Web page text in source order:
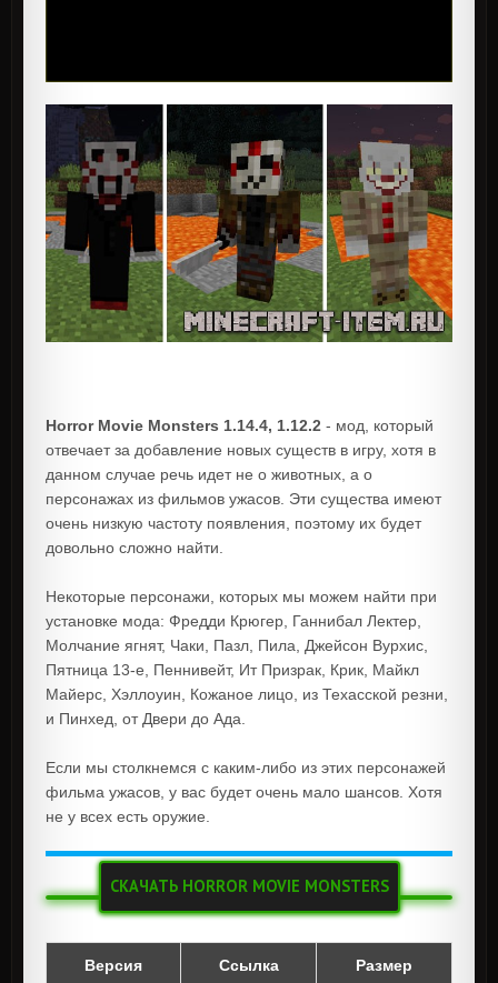
Horror Movie Monsters 1.14.4, 1.12.2 - мод, который
отвечает за добавление новых существ в игру, хотя в
данном случае речь идет не о животных, а о
персонажах из фильмов ужасов. Эти существа имеют
очень низкую частоту появления, поэтому их будет
довольно сложно найти.
Некоторые персонажи, которых мы можем найти при
установке мода: Фредди Крюгер, Ганнибал Лектер,
Молчание ягнят, Чаки, Пазл, Пила, Джейсон Вурхис,
Пятница 13-е, Пеннивейт, Ит Призрак, Крик, Майкл
Майерс, Хэллоуин, Кожаное лицо, из Техасской резни,
и Пинхед, от Двери до Ада.
Если мы столкнемся с каким-либо из этих персонажей
фильма ужасов, у вас будет очень мало шансов. Хотя
не у всех есть оружие.
СКАЧАТЬ HORROR MOVIE MONSTERS
Версия Ссылка Размер